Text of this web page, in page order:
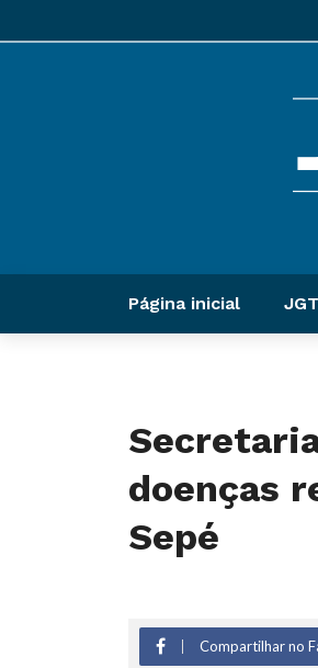
Página inicial
doenças
Sepé
Compartilhar no